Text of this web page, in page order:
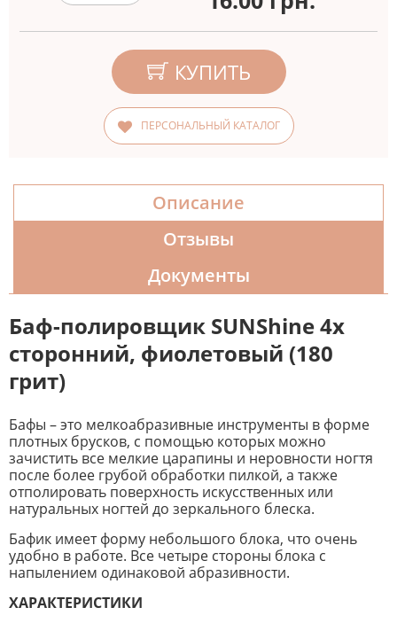
КУПИТЬ
ПЕРСОНАЛЬНЫЙ КАТАЛОГ
Описание
Отзывы
Документы
Баф-полировщик SUNShine 4х
сторонний, фиолетовый (180
грит)
Бафы – это мелкоабразивные инструменты в форме
плотных брусков, с помощью которых можно
зачистить все мелкие царапины и неровности ногтя
после более грубой обработки пилкой, а также
отполировать поверхность искусственных или
натуральных ногтей до зеркального блеска.
Бафик имеет форму небольшого блока, что очень
удобно в работе. Все четыре стороны блока с
напылением одинаковой абразивности.
ХАРАКТЕРИСТИКИ